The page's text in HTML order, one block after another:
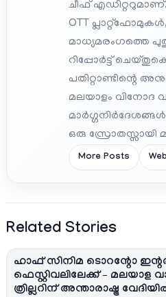
ചീഫ്
OTT
മാധ്യമരംഗത്തെ
റിപ്പോർട്ട്
പതിറ്റാണ്ടിന്റെ
മലയാളം വിനോദ
ഒരു സ്രോതസ്സായി
More Posts
Related Stories
ഹാഫ് സിനിമ ടൊറന്റോ
ഫെസ്റ്റിവലിലേക്ക് –
ത്രില്ലറിന് അന്താരാഷ്ട്ര